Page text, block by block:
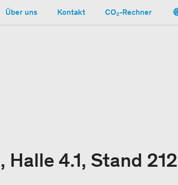
Über uns Kontakt CO₂-Rechner
4.1, Stand 212